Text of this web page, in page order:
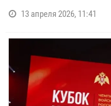
13 апреля 2026, 11:41